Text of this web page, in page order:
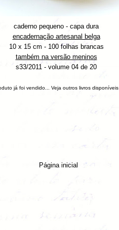
caderno pequeno - capa dura
encadernação artesanal belga
10 x 15 cm - 100 folhas brancas
também na versão meninos
s33/2011 - volume 04 de 20
já foi vendido... Veja outros livros disponíveis
Página inicial